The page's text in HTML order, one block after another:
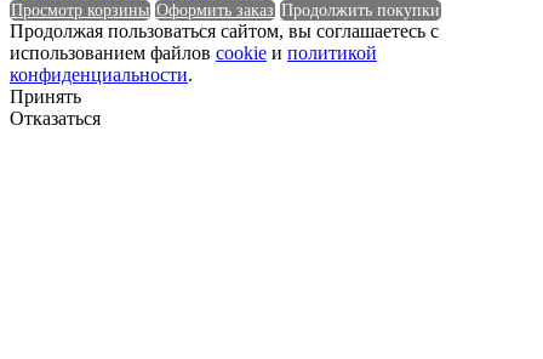
Просмотр корзины Оформить заказ Продолжить покупки
Продолжая пользоваться сайтом, вы соглашаетесь с
использованием файлов cookie и политикой
конфиденциальности.
Принять
Отказаться